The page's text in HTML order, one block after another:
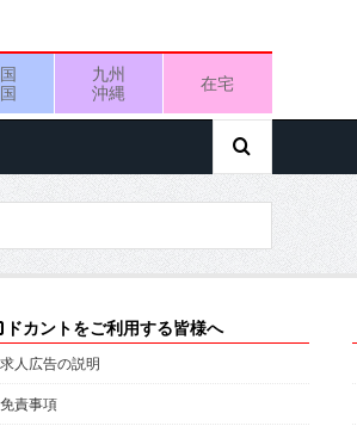
九州
沖縄
在宅
ドカントをご利用する皆様へ
求人広告の説明
免責事項